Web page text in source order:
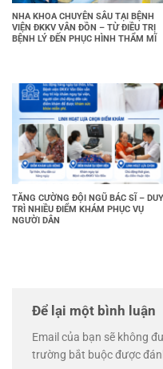
NHA KHOA CHUYÊN SÂU TẠI BỆNH
VIỆN ĐKKV VÂN ĐỒN – TỪ ĐIỀU TRỊ
BỆNH LÝ ĐẾN PHỤC HÌNH THẨM MĨ
TĂNG CƯỜNG ĐỘI NGŨ BÁC SĨ – DUY
TRÌ NHIỀU ĐIỂM KHÁM PHỤC VỤ
NGƯỜI DÂN
Để lại một bình luận
Email của bạn sẽ không
trường bắt buộc được